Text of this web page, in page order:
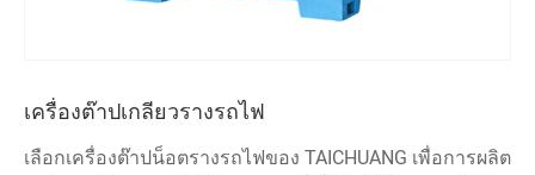
เครื่องต๊าปเกลียวรางรถไฟ
เลือกเครื่องต๊าปน็อตรางรถไฟของ TAICHUANG เพื่อการผลิต